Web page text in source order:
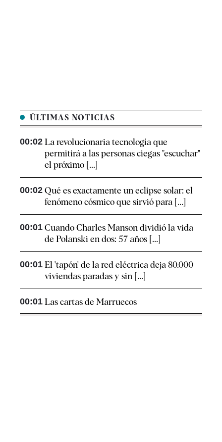
ÚLTIMAS NOTICIAS
00:02 La revolucionaria tecnología que
permitirá a las personas ciegas "escuchar"
el próximo [...]
00:02 Qué es exactamente un eclipse solar: el
fenómeno cósmico que sirvió para [...]
00:01 Cuando Charles Manson dividió la vida
de Polanski en dos: 57 años [...]
00:01 El 'tapón' de la red eléctrica deja 80.000
viviendas paradas y sin [...]
00:01 Las cartas de Marruecos